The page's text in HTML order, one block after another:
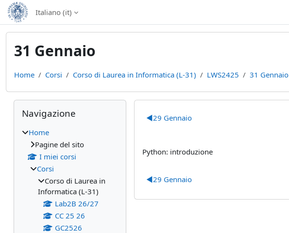
Vai al contenuto principale
Italiano ‎(it)‎
31 Gennaio
Home Corsi Corso di Laurea in Informatica (L-31) LWS2425 31 Gennaio
Schema della sezione
◀︎29 Gennaio
Python: introduzione
◀︎29 Gennaio
Blocchi
Salta Navigazione
Navigazione
Home
Pagine del sito
I miei corsi
Corsi
Corso di Laurea in
Informatica (L-31)
Lab2B 26/27
CC 25 26
GC2526